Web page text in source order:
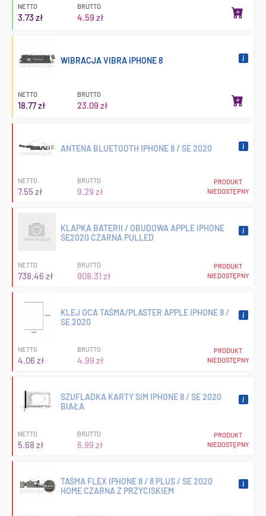
NETTO
3.73 zł
BRUTTO
4.59 zł
WIBRACJA VIBRA IPHONE 8
NETTO
18.77 zł
BRUTTO
23.09 zł
ANTENA BLUETOOTH IPHONE 8 / SE 2020
NETTO
7.55 zł
BRUTTO
9.29 zł
PRODUKT
NIEDOSTĘPNY
KLAPKA BATERII / OBUDOWA APPLE IPHONE
SE2020 CZARNA PULLED
NETTO
738.46 zł
BRUTTO
908.31 zł
PRODUKT
NIEDOSTĘPNY
KLEJ OCA TAŚMA/PLASTER APPLE IPHONE 8 /
SE 2020
NETTO
4.06 zł
BRUTTO
4.99 zł
PRODUKT
NIEDOSTĘPNY
SZUFLADKA KARTY SIM IPHONE 8 / SE 2020
BIAŁA
NETTO
5.68 zł
BRUTTO
6.99 zł
PRODUKT
NIEDOSTĘPNY
TAŚMA FLEX IPHONE 8 / 8 PLUS / SE 2020
HOME CZARNA Z PRZYCISKIEM